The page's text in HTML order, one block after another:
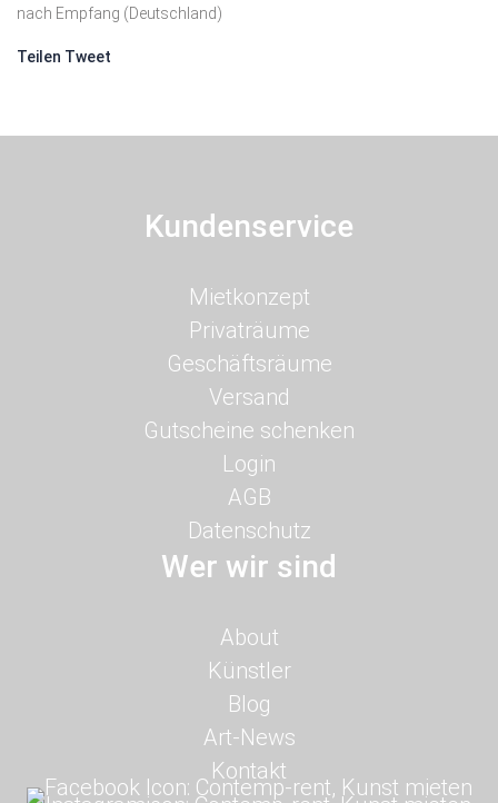
nach Empfang (Deutschland)
Teilen Tweet
Kundenservice
Navigation
überspringen
Mietkonzept
Privaträume
Geschäftsräume
Versand
Gutscheine schenken
Login
AGB
Datenschutz
Wer wir sind
Navigation
überspringen
About
Künstler
Blog
Art-News
Kontakt